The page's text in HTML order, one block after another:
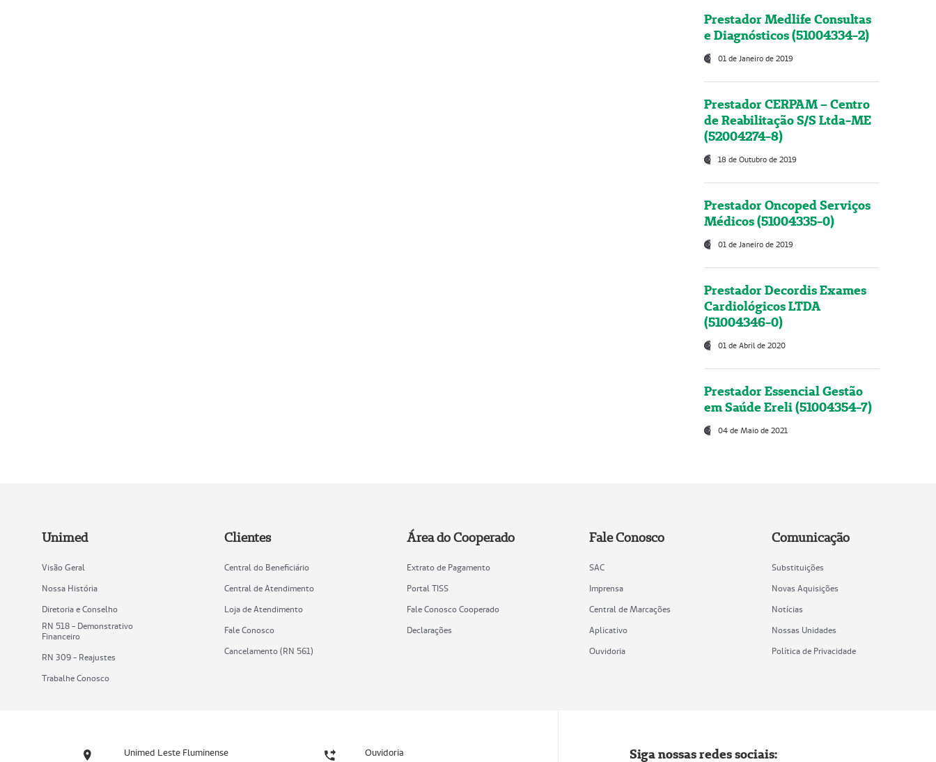
Prestador Medlife Consultas
e Diagnósticos (51004334-2)
01 de Janeiro de 2019
Prestador CERPAM – Centro
de Reabilitação S/S Ltda-ME
(52004274-8)
18 de Outubro de 2019
Prestador Oncoped Serviços
Médicos (51004335-0)
01 de Janeiro de 2019
Prestador Decordis Exames
Cardiológicos LTDA
(51004346-0)
01 de Abril de 2020
Prestador Essencial Gestão
em Saúde Ereli (51004354-7)
04 de Maio de 2021
Unimed
Visão Geral
Nossa História
Diretoria e Conselho
RN 518 - Demonstrativo
Financeiro
RN 309 - Reajustes
Trabalhe Conosco
Clientes
Central do Beneficiário
Central de Atendimento
Loja de Atendimento
Fale Conosco
Cancelamento (RN 561)
Área do Cooperado
Extrato de Pagamento
Portal TISS
Fale Conosco Cooperado
Declarações
Fale Conosco
SAC
Imprensa
Central de Marcações
Aplicativo
Ouvidoria
Comunicação
Substituições
Novas Aquisições
Notícias
Nossas Unidades
Política de Privacidade
Unimed Leste Fluminense Ouvidoria Siga nossas redes sociais: